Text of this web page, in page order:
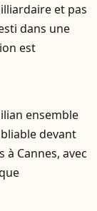
et pas
dans une
est
ensemble
devant
Cannes, avec